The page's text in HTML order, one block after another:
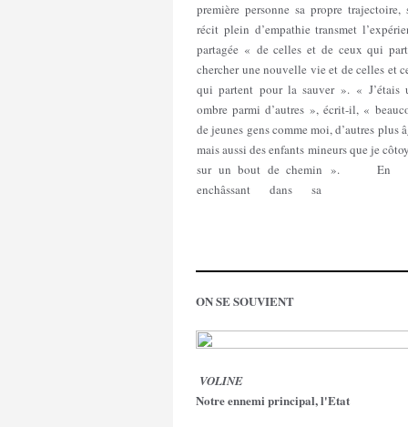
première personne sa propre trajectoire,
récit plein d’empathie transmet
partagée « de celles et de ceux qui
chercher une nouvelle vie et de celles et
qui partent pour la sauver ». « J’étais
ombre parmi d’autres », écrit-il, «
de jeunes gens comme moi, d’autres plus
mais aussi des enfants mineurs que je
sur un bout de chemin ».
enchâssant dans sa
ON SE SOUVIENT
VOLINE
Notre ennemi principal, l'Etat